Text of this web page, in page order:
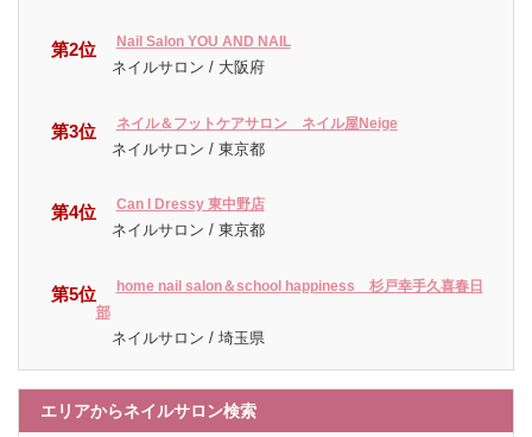
第2位 Nail Salon YOU AND NAIL
ネイルサロン / 大阪府
第3位 ネイル＆フットケアサロン ネイル屋Neige
ネイルサロン / 東京都
第4位 Can I Dressy 東中野店
ネイルサロン / 東京都
第5位
home nail salon＆school happiness 杉戸幸手久喜春日
部
ネイルサロン / 埼玉県
エリアからネイルサロン検索